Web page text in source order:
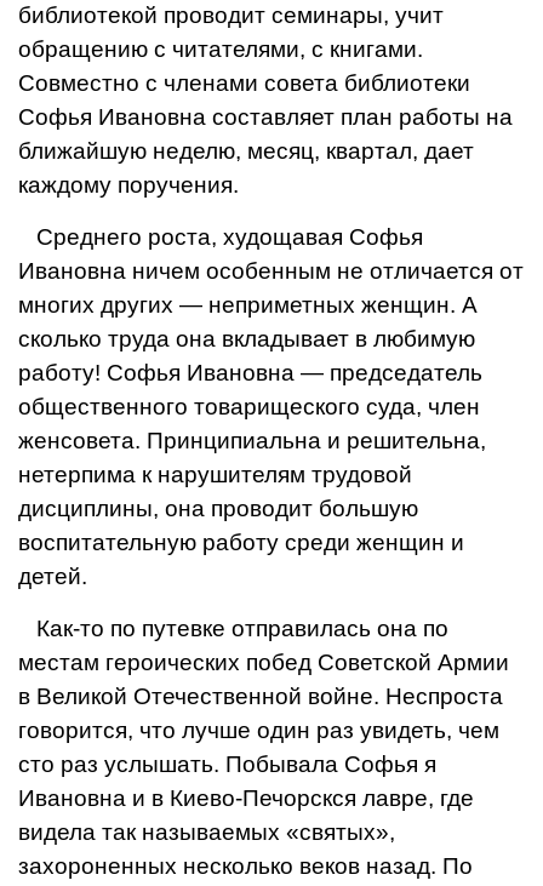
библиотекой проводит семина­ры, учит
обращению с читателя­ми, с книгами.
Совместно с членами совета библиотеки
Софья Ивановна составляет план работы на
ближайшую неделю, месяц, квартал, дает
каждому поручения.
Среднего роста, худощавая Софья
Ивановна ничем особенным не отличается от
многих других — неприметных женщин. А
сколько труда она вкладывает в любимую
работу! Софья Ивановна — председатель
общественного товарищеского суда, член
женсовета. Принципиальна и решительна,
нетерпима к нарушителям трудовой
дисциплины, она проводит большую
воспитательную работу среди женщин и
детей.
Как-то по путевке отправилась она по
местам героических побед Советской Армии
в Великой Отечественной войне. Неспроста
говорится, что лучше один раз увидеть, чем
сто раз услышать. Побывала Софья я
Ивановна и в Киево-Печорскся лавре, где
видела так называемых «святых»,
захороненных несколько веков назад. По